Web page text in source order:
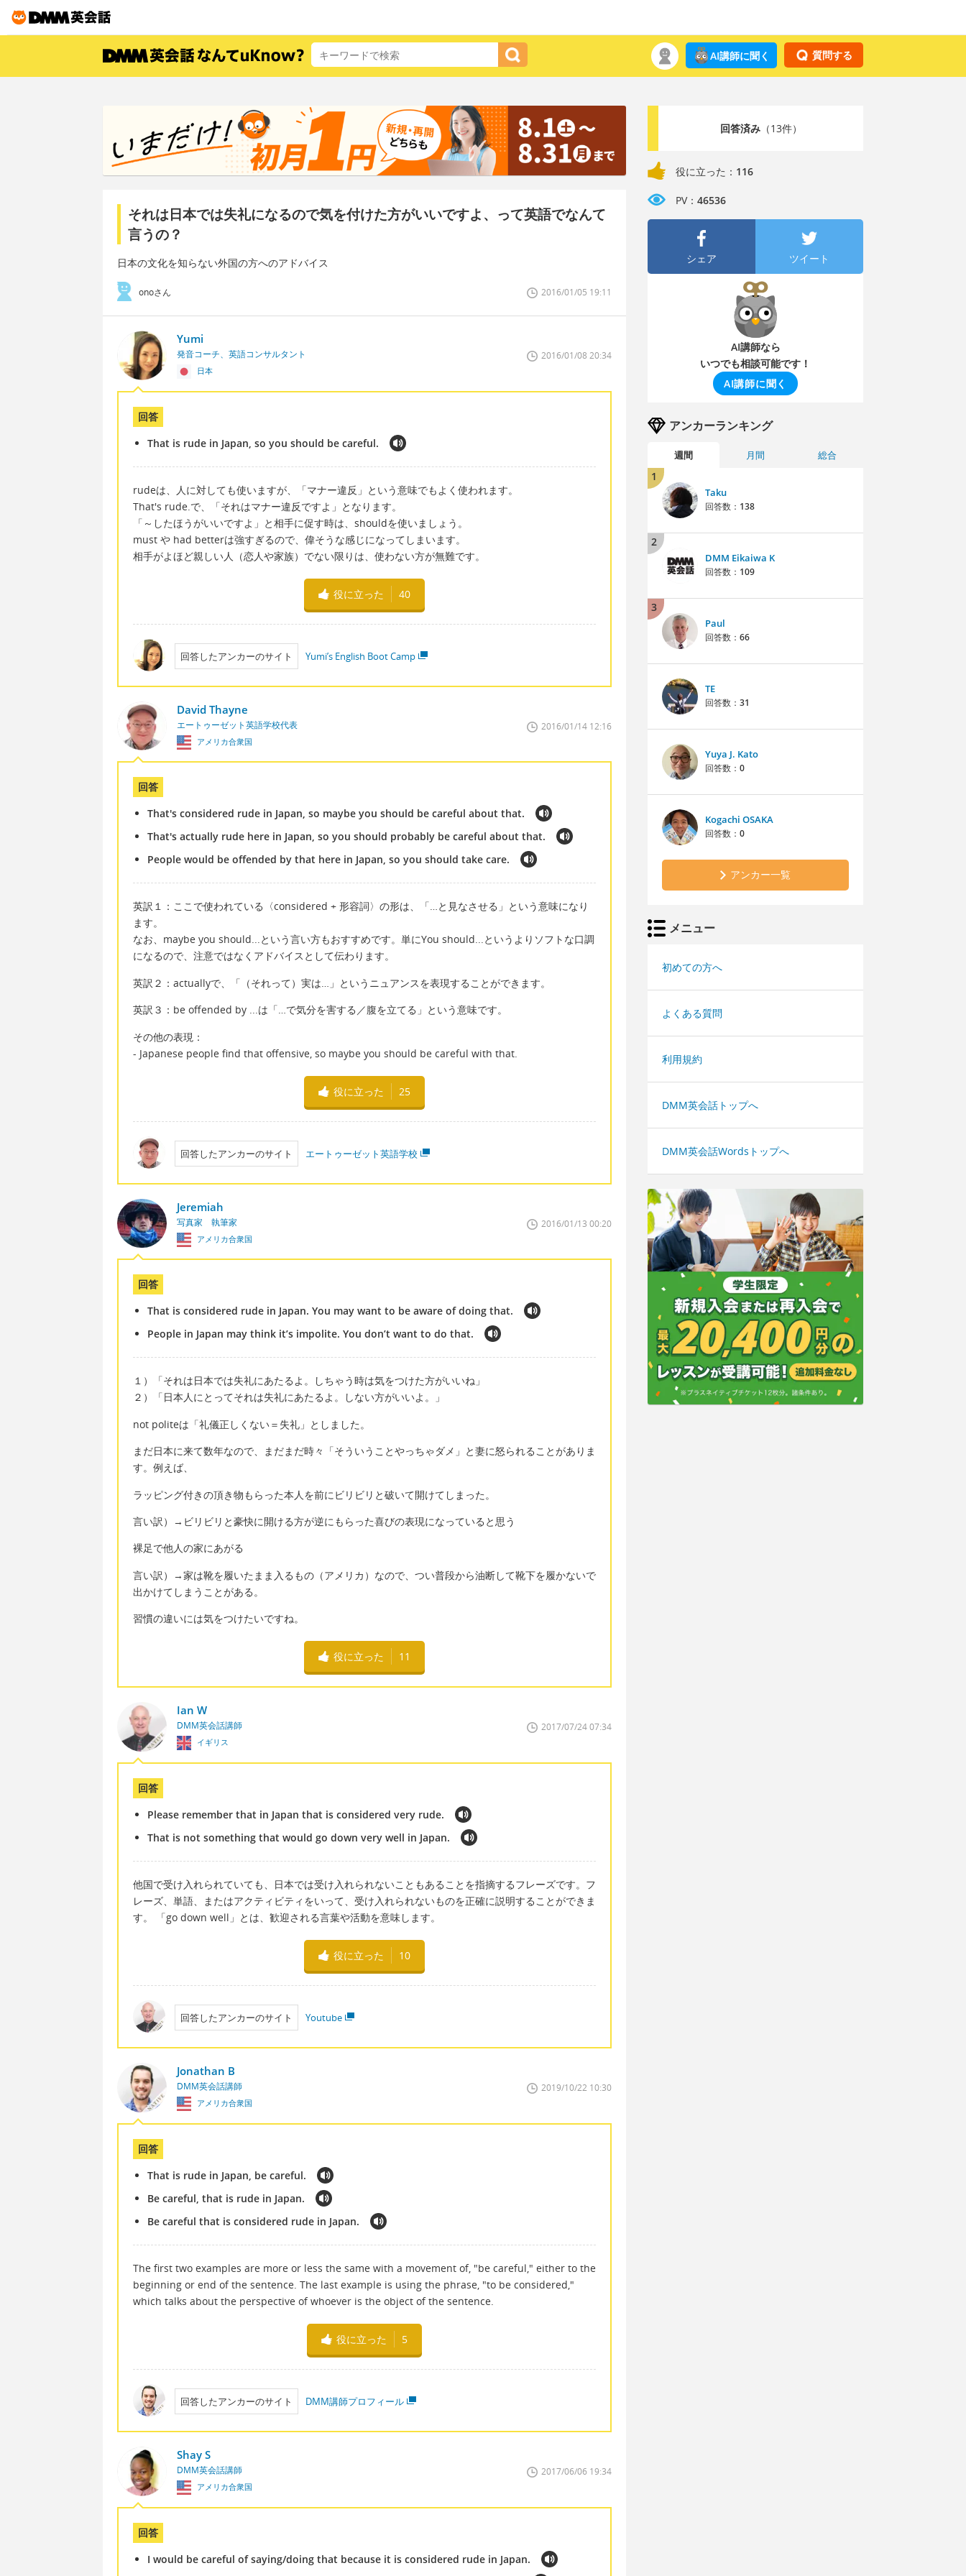
質問する
AI講師に聞く
それは日本では失礼になるので気を付けた方がいいですよ、って英語でなんて
言うの？
日本の文化を知らない外国の方へのアドバイス
onoさん 2016/01/05 19:11
Yumi
発音コーチ、英語コンサルタント
日本
2016/01/08 20:34
回答
That is rude in Japan, so you should be careful.
rudeは、人に対しても使いますが、「マナー違反」という意味でもよく使われます。
That's rude.で、「それはマナー違反ですよ」となります。
「～したほうがいいですよ」と相手に促す時は、shouldを使いましょう。
must や had betterは強すぎるので、偉そうな感じになってしまいます。
相手がよほど親しい人（恋人や家族）でない限りは、使わない方が無難です。
役に立った 40
回答したアンカーのサイト Yumi’s English Boot Camp
David Thayne
エートゥーゼット英語学校代表
アメリカ合衆国
2016/01/14 12:16
回答
That's considered rude in Japan, so maybe you should be careful about that.
That's actually rude here in Japan, so you should probably be careful about that.
People would be offended by that here in Japan, so you should take care.
英訳１：ここで使われている〈considered + 形容詞〉の形は、「…と見なさせる」という意味になり
ます。
なお、maybe you should...という言い方もおすすめです。単にYou should...というよりソフトな口調
になるので、注意ではなくアドバイスとして伝わります。
英訳２：actuallyで、「（それって）実は…」というニュアンスを表現することができます。
英訳３：be offended by ...は「…で気分を害する／腹を立てる」という意味です。
その他の表現：
- Japanese people find that offensive, so maybe you should be careful with that.
役に立った 25
回答したアンカーのサイト エートゥーゼット英語学校
Jeremiah
写真家 執筆家
アメリカ合衆国
2016/01/13 00:20
回答
That is considered rude in Japan. You may want to be aware of doing that.
People in Japan may think it’s impolite. You don’t want to do that.
１）「それは日本では失礼にあたるよ。しちゃう時は気をつけた方がいいね」
２）「日本人にとってそれは失礼にあたるよ。しない方がいいよ。」
not politeは「礼儀正しくない＝失礼」としました。
まだ日本に来て数年なので、まだまだ時々「そういうことやっちゃダメ」と妻に怒られることがありま
す。例えば、
ラッピング付きの頂き物もらった本人を前にビリビリと破いて開けてしまった。
言い訳）→ビリビリと豪快に開ける方が逆にもらった喜びの表現になっていると思う
裸足で他人の家にあがる
言い訳）→家は靴を履いたまま入るもの（アメリカ）なので、つい普段から油断して靴下を履かないで
出かけてしまうことがある。
習慣の違いには気をつけたいですね。
役に立った 11
Ian W
DMM英会話講師
イギリス
2017/07/24 07:34
回答
Please remember that in Japan that is considered very rude.
That is not something that would go down very well in Japan.
他国で受け入れられていても、日本では受け入れられないこともあることを指摘するフレーズです。フ
レーズ、単語、またはアクティビティをいって、受け入れられないものを正確に説明することができま
す。 「go down well」とは、歓迎される言葉や活動を意味します。
役に立った 10
回答したアンカーのサイト Youtube
Jonathan B
DMM英会話講師
アメリカ合衆国
2019/10/22 10:30
回答
That is rude in Japan, be careful.
Be careful, that is rude in Japan.
Be careful that is considered rude in Japan.
The first two examples are more or less the same with a movement of, "be careful," either to the
beginning or end of the sentence. The last example is using the phrase, "to be considered,"
which talks about the perspective of whoever is the object of the sentence.
役に立った 5
回答したアンカーのサイト DMM講師プロフィール
Shay S
DMM英会話講師
アメリカ合衆国
2017/06/06 19:34
回答
I would be careful of saying/doing that because it is considered rude in Japan.
回答済み（13件）
役に立った： 116
PV： 46536
シェア ツイート
AI講師なら
いつでも相談可能です！
AI講師に聞く
アンカーランキング
週間 月間 総合
1
Taku
回答数： 138
2
DMM Eikaiwa K
回答数： 109
3
Paul
回答数： 66
TE
回答数： 31
Yuya J. Kato
回答数： 0
Kogachi OSAKA
回答数： 0
アンカー一覧
メニュー
初めての方へ
よくある質問
利用規約
DMM英会話トップへ
DMM英会話Wordsトップへ